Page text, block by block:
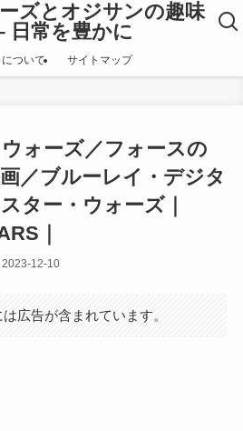
ズとオジサンの趣味
日常を豊かに
ついて サイトマップ
ォーズ／フォースの
／ブルーレイ・デジタ
ター・ウォーズ｜
｜
2023-12-10
広告が含まれています。